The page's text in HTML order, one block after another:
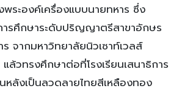
ระองค์เครื่องแบบนายทหาร ซึ่ง
ารศึกษาระดับปริญญาตรีสาขาอักษร
จากมหาวิทยาลัยนิวเซาท์เวลส์
แล้วทรงศึกษาต่อที่โรงเรียนเสนาธิการ
ลังเป็นลวดลายไทยสีเหลืองทอง